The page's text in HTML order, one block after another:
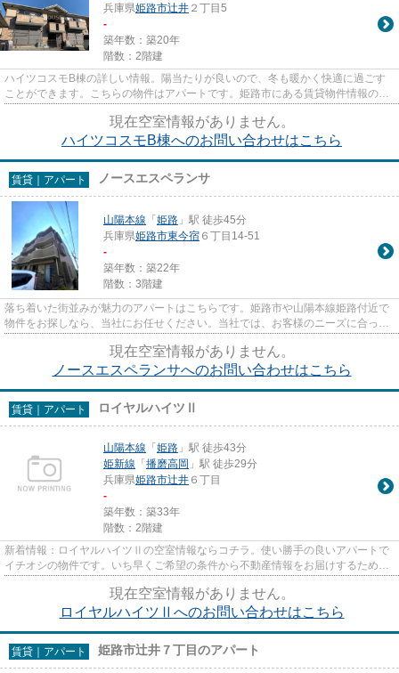
兵庫県姫路市辻井 ２丁目5
-
築年数：築20年
階数：2階建
ハイツコスモB棟の詳しい情報。陽当たりが良いので、冬も暖かく快適に過ごす
ことができます。こちらの物件はアパートです。姫路市にある賃貸物件情報のこ
となら、お気軽に当社にお任せ...
現在空室情報がありません。
ハイツコスモB棟へのお問い合わせはこちら
賃貸｜アパート ノースエスペランサ
山陽本線 「姫路 」駅 徒歩45分
兵庫県姫路市東今宿 ６丁目14-51
-
築年数：築22年
階数：3階建
落ち着いた街並みが魅力のアパートはこちらです。姫路市や山陽本線姫路付近で
物件をお探しなら、当社にお任せください。当社では、お客様のニーズに合った
ステキな物件をご紹介致します。
現在空室情報がありません。
ノースエスペランサへのお問い合わせはこちら
賃貸｜アパート ロイヤルハイツⅡ
山陽本線 「姫路 」駅 徒歩43分
姫新線 「播磨高岡 」駅 徒歩29分
兵庫県姫路市辻井 ６丁目
-
築年数：築33年
階数：2階建
新着情報：ロイヤルハイツⅡの空室情報ならコチラ。使い勝手の良いアパートで
イチオシの物件です。いち早くご希望の条件から不動産情報をお届けするため
に、スタッフまでご連絡ください...
現在空室情報がありません。
ロイヤルハイツⅡへのお問い合わせはこちら
賃貸｜アパート 姫路市辻井７丁目のアパート